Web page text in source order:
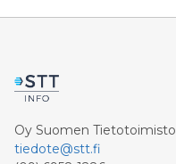
Oy Suomen Tietotoimisto
tiedote@stt.fi